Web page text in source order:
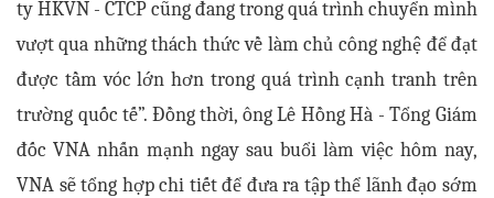
ty HKVN - CTCP cũng đang trong quá trình chuyển mình
vượt qua những thách thức về làm chủ công nghệ để đạt
được tầm vóc lớn hơn trong quá trình cạnh tranh trên
trường quốc tế”. Đồng thời, ông Lê Hồng Hà - Tổng Giám
đốc VNA nhấn mạnh ngay sau buổi làm việc hôm nay,
VNA sẽ tổng hợp chi tiết để đưa ra tập thể lãnh đạo sớm